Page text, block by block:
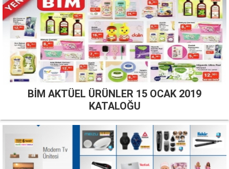
BİM AKTÜEL ÜRÜNLER 15 OCAK 2019
KATALOĞU